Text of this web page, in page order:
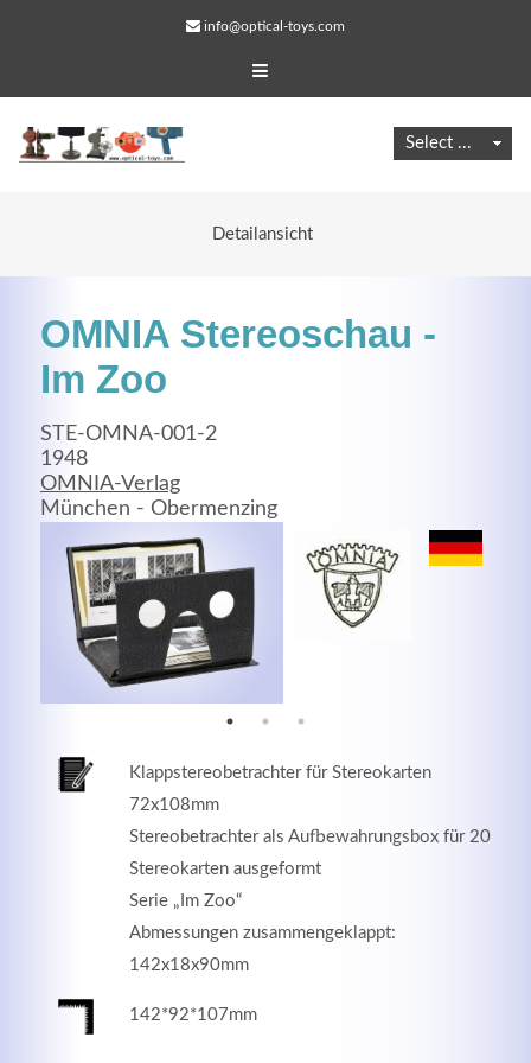
info@optical-toys.com
Detailansicht
OMNIA Stereoschau -
Im Zoo
STE-OMNA-001-2
1948
OMNIA-Verlag
München - Obermenzing
Klappstereobetrachter für Stereokarten
72x108mm
Stereobetrachter als Aufbewahrungsbox für 20
Stereokarten ausgeformt
Serie „Im Zoo“
Abmessungen zusammengeklappt:
142x18x90mm
142*92*107mm
Web Projects
Lorem ipsum dolor sit amet, consectetuer adipiscing
elit. Aenean commodo ligula eget dolor.
MEHR INFOS
Good Service
Lorem ipsum dolor sit amet, consectetuer adipiscing